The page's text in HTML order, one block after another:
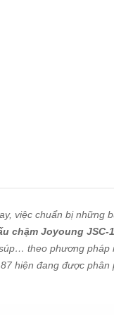
việc chuẩn bị
chậm Joyoung JSC-
theo phương
hiện đang được